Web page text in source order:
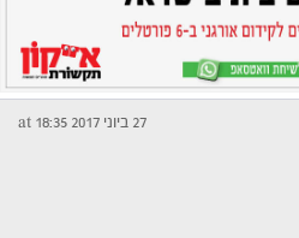
27 ביוני 2017 at 18:35